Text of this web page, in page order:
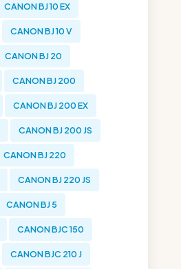
CANON BJ 10 EX
CANON BJ 10 V
CANON BJ 20
CANON BJ 200
CANON BJ 200 EX
CANON BJ 200 JS
CANON BJ 220
CANON BJ 220 JS
CANON BJ 5
CANON BJC 150
CANON BJC 210 J